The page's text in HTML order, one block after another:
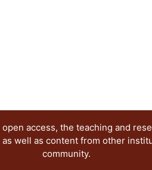
access, the teaching and
well as content from other
community.